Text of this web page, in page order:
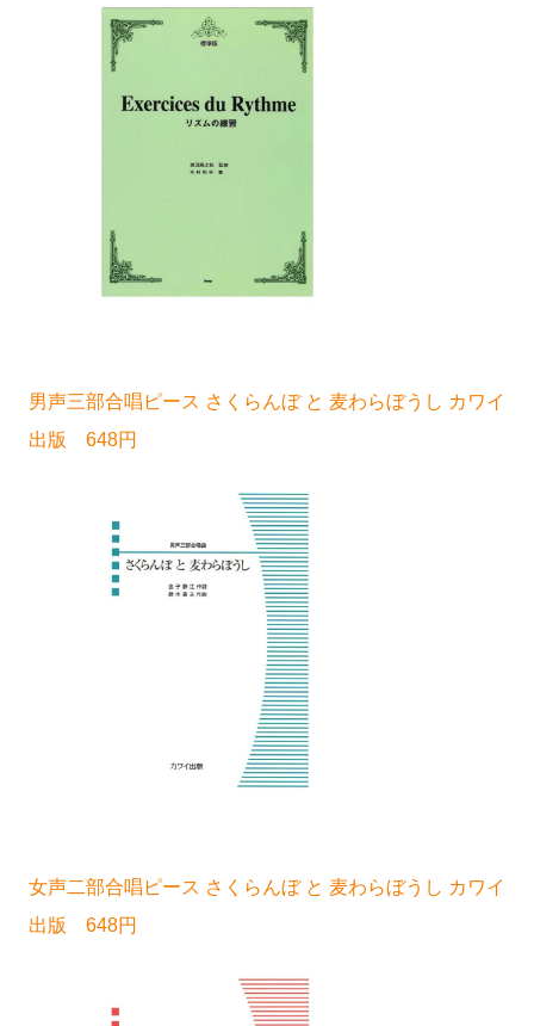
男声三部合唱ピース さくらんぼ と 麦わらぼうし カワイ
出版 648円
女声二部合唱ピース さくらんぼ と 麦わらぼうし カワイ
出版 648円